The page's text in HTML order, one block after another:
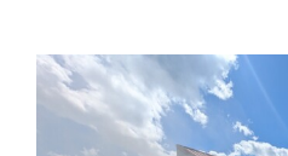
Zeige
grösseres